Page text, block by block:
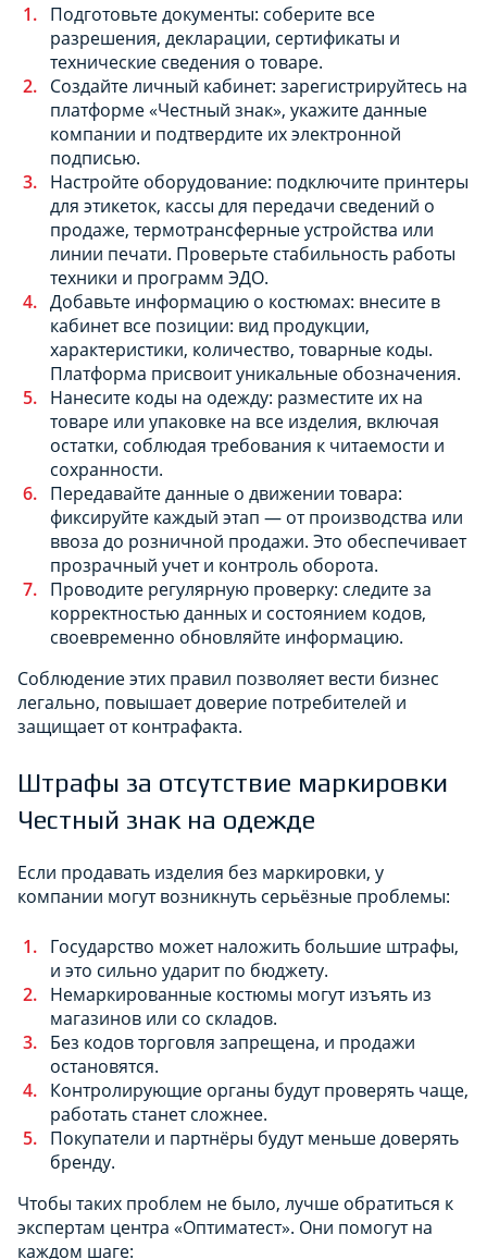
Подготовьте документы: соберите все
разрешения, декларации, сертификаты и
технические сведения о товаре.
Создайте личный кабинет: зарегистрируйтесь на
платформе «Честный знак», укажите данные
компании и подтвердите их электронной
подписью.
Настройте оборудование: подключите принтеры
для этикеток, кассы для передачи сведений о
продаже, термотрансферные устройства или
линии печати. Проверьте стабильность работы
техники и программ ЭДО.
Добавьте информацию о костюмах: внесите в
кабинет все позиции: вид продукции,
характеристики, количество, товарные коды.
Платформа присвоит уникальные обозначения.
Нанесите коды на одежду: разместите их на
товаре или упаковке на все изделия, включая
остатки, соблюдая требования к читаемости и
сохранности.
Передавайте данные о движении товара:
фиксируйте каждый этап — от производства или
ввоза до розничной продажи. Это обеспечивает
прозрачный учет и контроль оборота.
Проводите регулярную проверку: следите за
корректностью данных и состоянием кодов,
своевременно обновляйте информацию.
Соблюдение этих правил позволяет вести бизнес
легально, повышает доверие потребителей и
защищает от контрафакта.
Штрафы за отсутствие маркировки
Честный знак на одежде
Если продавать изделия без маркировки, у
компании могут возникнуть серьёзные проблемы:
Государство может наложить большие штрафы,
и это сильно ударит по бюджету.
Немаркированные костюмы могут изъять из
магазинов или со складов.
Без кодов торговля запрещена, и продажи
остановятся.
Контролирующие органы будут проверять чаще,
работать станет сложнее.
Покупатели и партнёры будут меньше доверять
бренду.
Чтобы таких проблем не было, лучше обратиться к
экспертам центра «Оптиматест». Они помогут на
каждом шаге: